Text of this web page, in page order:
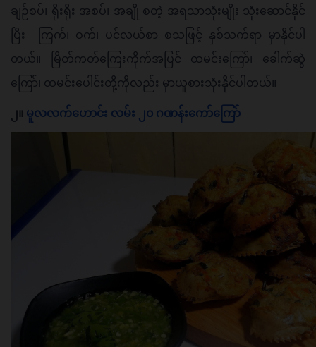
ချဉ်စပ်၊ ရိုးရိုး အစပ်၊ အချို စတဲ့ အရသာသုံးမျိုး သုံးဆောင်နိုင်
ပြီး  ကြက်၊ ဝက်၊ ပင်လယ်စာ စသဖြင့် နှစ်သက်ရာ မှာနိုင်ပါ
တယ်။ မြိတ်ကတ်ကြေးကိုက်အပြင် ထမင်းကြော်၊ ခေါက်ဆွဲ
ကြော်၊ ထမင်းပေါင်းတို့ကိုလည်း မှာယူစားသုံးနိုင်ပါတယ်။
၂။ မူလလက်ဟောင်း လမ်း ၂၀ ဂဏန်းကော်ကြော်